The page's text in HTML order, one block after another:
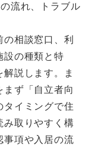
流れ、トラブル
相談窓口、利
設の種類と特
説します。ま
まず「自立者向
タイミングで住
み取りやすく構
事項や入居の流